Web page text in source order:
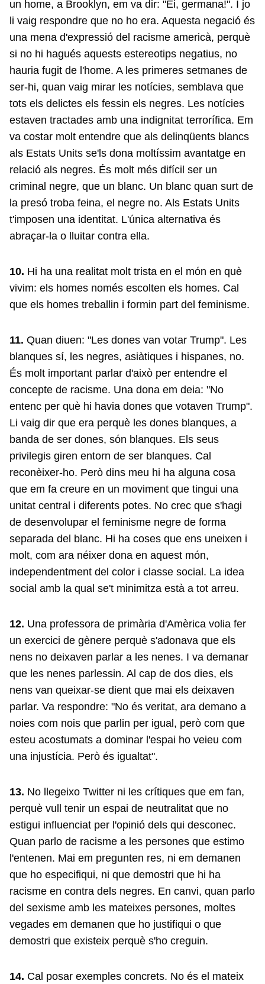
un home, a Brooklyn, em va dir: "Ei, germana!". I jo
li vaig respondre que no ho era. Aquesta negació és
una mena d'expressió del racisme americà, perquè
si no hi hagués aquests estereotips negatius, no
hauria fugit de l'home. A les primeres setmanes de
ser-hi, quan vaig mirar les notícies, semblava que
tots els delictes els fessin els negres. Les notícies
estaven tractades amb una indignitat terrorífica. Em
va costar molt entendre que als delinqüents blancs
als Estats Units se'ls dona moltíssim avantatge en
relació als negres. És molt més difícil ser un
criminal negre, que un blanc. Un blanc quan surt de
la presó troba feina, el negre no. Als Estats Units
t'imposen una identitat. L'única alternativa és
abraçar-la o lluitar contra ella.
10. Hi ha una realitat molt trista en el món en què
vivim: els homes només escolten els homes. Cal
que els homes treballin i formin part del feminisme.
11. Quan diuen: "Les dones van votar Trump". Les
blanques sí, les negres, asiàtiques i hispanes, no.
És molt important parlar d'això per entendre el
concepte de racisme. Una dona em deia: "No
entenc per què hi havia dones que votaven Trump".
Li vaig dir que era perquè les dones blanques, a
banda de ser dones, són blanques. Els seus
privilegis giren entorn de ser blanques. Cal
reconèixer-ho. Però dins meu hi ha alguna cosa
que em fa creure en un moviment que tingui una
unitat central i diferents potes. No crec que s'hagi
de desenvolupar el feminisme negre de forma
separada del blanc. Hi ha coses que ens uneixen i
molt, com ara néixer dona en aquest món,
independentment del color i classe social. La idea
social amb la qual se't minimitza està a tot arreu.
12. Una professora de primària d'Amèrica volia fer
un exercici de gènere perquè s'adonava que els
nens no deixaven parlar a les nenes. I va demanar
que les nenes parlessin. Al cap de dos dies, els
nens van queixar-se dient que mai els deixaven
parlar. Va respondre: "No és veritat, ara demano a
noies com nois que parlin per igual, però com que
esteu acostumats a dominar l'espai ho veieu com
una injustícia. Però és igualtat".
13. No llegeixo Twitter ni les crítiques que em fan,
perquè vull tenir un espai de neutralitat que no
estigui influenciat per l'opinió dels qui desconec.
Quan parlo de racisme a les persones que estimo
l'entenen. Mai em pregunten res, ni em demanen
que ho especifiqui, ni que demostri que hi ha
racisme en contra dels negres. En canvi, quan parlo
del sexisme amb les mateixes persones, moltes
vegades em demanen que ho justifiqui o que
demostri que existeix perquè s'ho creguin.
14. Cal posar exemples concrets. No és el mateix